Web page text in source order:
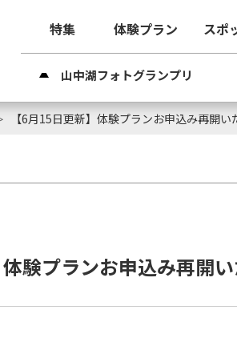
特集 体験プラン スポ
山中湖フォトグランプリ
【6月15日更新】体験プランお申込み再開い
体験プランお申込み再開